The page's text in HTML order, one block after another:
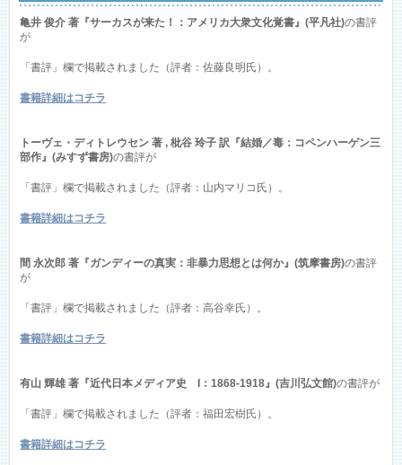
亀井 俊介 著『サーカスが来た！：アメリカ大衆文化覚書』(平凡社)の書評
が
「書評」欄で掲載されました（評者：佐藤良明氏）。
書籍詳細はコチラ
トーヴェ・ディトレウセン 著 , 枇谷 玲子 訳『結婚／毒：コペンハーゲン三
部作』(みすず書房)の書評が
「書評」欄で掲載されました（評者：山内マリコ氏）。
書籍詳細はコチラ
間 永次郎 著『ガンディーの真実：非暴力思想とは何か』(筑摩書房)の書評
が
「書評」欄で掲載されました（評者：高谷幸氏）。
書籍詳細はコチラ
有山 輝雄 著『近代日本メディア史 I：1868-1918』(吉川弘文館)の書評が
「書評」欄で掲載されました（評者：福田宏樹氏）。
書籍詳細はコチラ